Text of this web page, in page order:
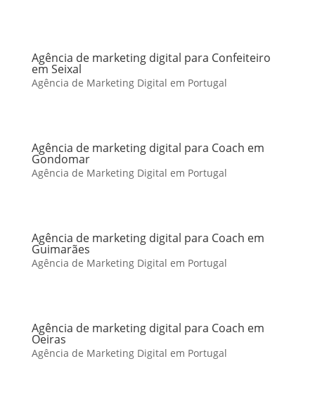
Agência de marketing digital para Confeiteiro
em Seixal
Agência de Marketing Digital em Portugal
Agência de marketing digital para Coach em
Gondomar
Agência de Marketing Digital em Portugal
Agência de marketing digital para Coach em
Guimarães
Agência de Marketing Digital em Portugal
Agência de marketing digital para Coach em
Oeiras
Agência de Marketing Digital em Portugal